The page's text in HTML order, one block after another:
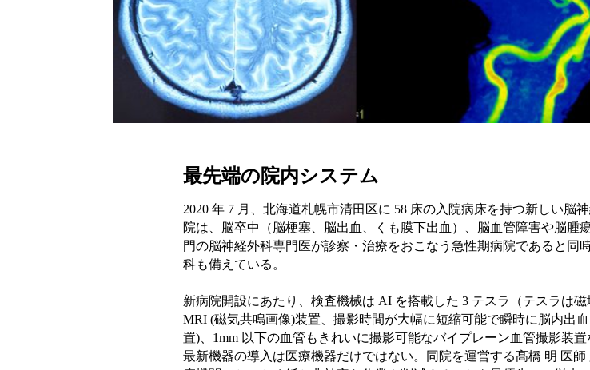
最先端の院内システム
2020 年 7 月、北海道札幌市清田区に 58 床の入院病床を持つ新しい脳
院は、脳卒中（脳梗塞、脳出血、くも膜下出血）、脳血管障害や脳腫
門の脳神経外科専門医が診察・治療をおこなう急性期病院であると同
科も備えている。
新病院開設にあたり、検査機械は AI を搭載した 3 テスラ（テスラは
MRI (磁気共鳴画像)装置、撮影時間が大幅に短縮可能で瞬時に脳内出
置)、1mm 以下の血管もきれいに撮影可能なバイプレーン血管撮影装
最新機器の導入は医療機器だけではない。同院を運営する髙橋 明 医